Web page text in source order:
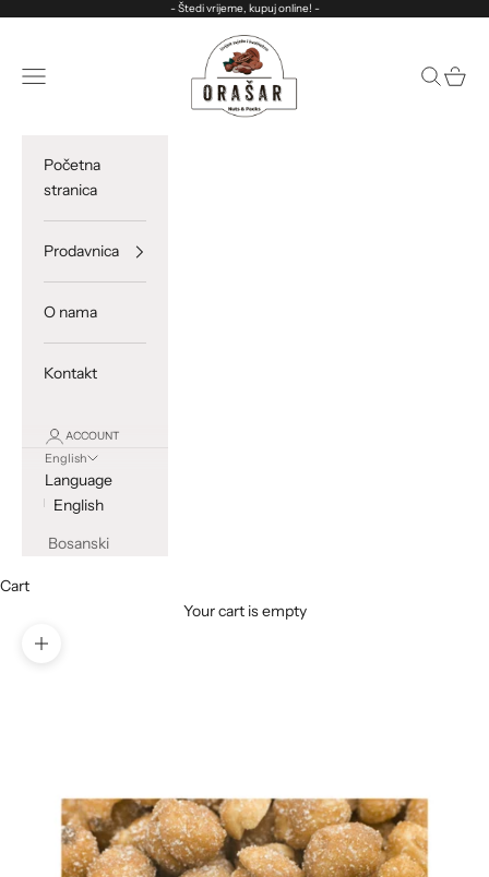
- Štedi vrijeme, kupuj online! -
ORASAR
Open navigation menu
OpenOpen
Početna
stranica
Prodavnica
O nama
Kontakt
ACCOUNT
English
Language
English
Bosanski
Cart
Your cart is empty
Zoom picture